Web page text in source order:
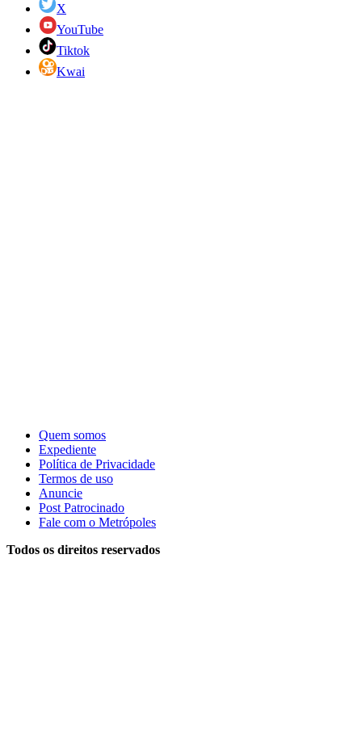
X
YouTube
Tiktok
Kwai
Quem somos
Expediente
Política de Privacidade
Termos de uso
Anuncie
Post Patrocinado
Fale com o Metrópoles
Todos os direitos reservados